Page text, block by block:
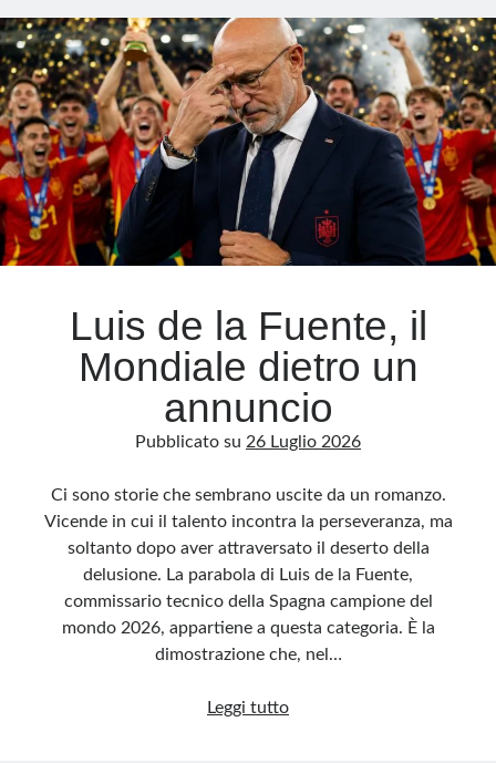
Meta
Accedi
Feed dei contenuti
Feed dei commenti
WordPress.org
il
calcio
Luis de la Fuente, il
Mondiale dietro un
annuncio
Pubblicato su 26 Luglio 2026
Ci sono storie che sembrano uscite da un romanzo.
Vicende in cui il talento incontra la perseveranza, ma
soltanto dopo aver attraversato il deserto della
delusione. La parabola di Luis de la Fuente,
commissario tecnico della Spagna campione del
mondo 2026, appartiene a questa categoria. È la
dimostrazione che, nel…
Leggi tuttoLuis